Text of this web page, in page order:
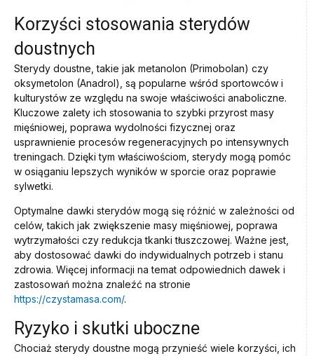
Korzyści stosowania sterydów
doustnych
Sterydy doustne, takie jak metanolon (Primobolan) czy
oksymetolon (Anadrol), są popularne wśród sportowców i
kulturystów ze względu na swoje właściwości anaboliczne.
Kluczowe zalety ich stosowania to szybki przyrost masy
mięśniowej, poprawa wydolności fizycznej oraz
usprawnienie procesów regeneracyjnych po intensywnych
treningach. Dzięki tym właściwościom, sterydy mogą pomóc
w osiąganiu lepszych wyników w sporcie oraz poprawie
sylwetki.
Optymalne dawki sterydów mogą się różnić w zależności od
celów, takich jak zwiększenie masy mięśniowej, poprawa
wytrzymałości czy redukcja tkanki tłuszczowej. Ważne jest,
aby dostosować dawki do indywidualnych potrzeb i stanu
zdrowia. Więcej informacji na temat odpowiednich dawek i
zastosowań można znaleźć na stronie
https://czystamasa.com/.
Ryzyko i skutki uboczne
Chociaż sterydy doustne mogą przynieść wiele korzyści, ich